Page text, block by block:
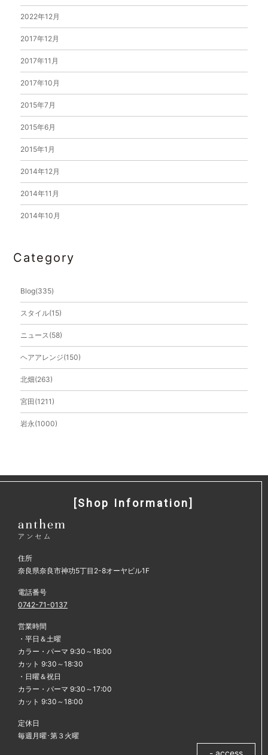
2022年12月
2017年12月
2017年11月
2017年10月
2015年7月
2015年6月
2015年1月
2014年12月
2014年11月
2014年10月
2014年6月
2014年3月
2014年2月
2013年12月
2013年11月
2013年10月
2013年9月
2013年6月
2013年4月
2013年2月
2013年1月
2012年11月
2012年10月
2012年9月
2012年8月
2012年7月
Category
Blog(335)
スタイル(15)
ニュース(58)
ヘアアレンジ(150)
北畑(263)
宮田(1211)
岩永(1000)
[Shop Information]
住所
奈良県奈良市神功5丁目2-8オーヤビル1F
電話番号
0742-71-0137
営業時間
・平日＆土曜
カラー・パーマ 9:30～18:00
カット 9:30～18:30
・日曜＆祝日
カラー・パーマ 9:30～17:00
カット 9:30～18:00
定休日
毎週月曜･第３火曜